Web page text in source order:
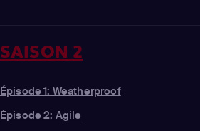
SAISON 2
Épisode 1: Weatherproof
Épisode 2: Agile